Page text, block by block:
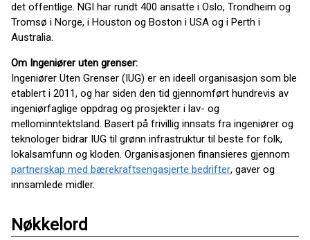
det offentlige. NGI har rundt 400 ansatte i Oslo, Trondheim og
Tromsø i Norge, i Houston og Boston i USA og i Perth i
Australia.
Om Ingeniører uten grenser:
Ingeniører Uten Grenser (IUG) er en ideell organisasjon som ble
etablert i 2011, og har siden den tid gjennomført hundrevis av
ingeniørfaglige oppdrag og prosjekter i lav- og
mellominntektsland. Basert på frivillig innsats fra ingeniører og
teknologer bidrar IUG til grønn infrastruktur til beste for folk,
lokalsamfunn og kloden. Organisasjonen finansieres gjennom
partnerskap med bærekraftsengasjerte bedrifter, gaver og
innsamlede midler.
Nøkkelord